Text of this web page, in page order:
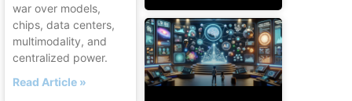
war over models,
chips, data centers,
multimodality, and
centralized power.
Read Article »